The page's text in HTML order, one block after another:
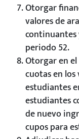
Otorgar
valores de
continuantes
periodo 52.
Otorgar en
cuotas en
estudiantes
estudiantes
de nuevo
cupos para